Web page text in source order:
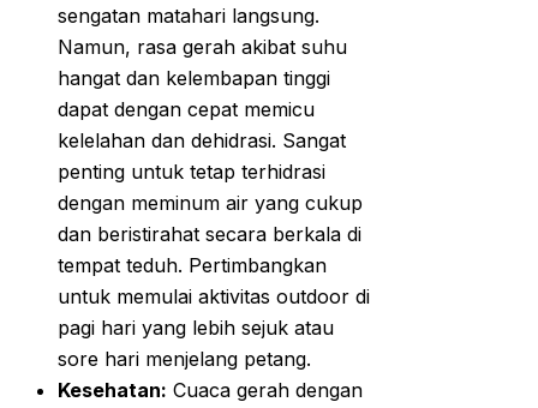
sengatan matahari langsung.
Namun, rasa gerah akibat suhu
hangat dan kelembapan tinggi
dapat dengan cepat memicu
kelelahan dan dehidrasi. Sangat
penting untuk tetap terhidrasi
dengan meminum air yang cukup
dan beristirahat secara berkala di
tempat teduh. Pertimbangkan
untuk memulai aktivitas outdoor di
pagi hari yang lebih sejuk atau
sore hari menjelang petang.
Kesehatan: Cuaca gerah dengan